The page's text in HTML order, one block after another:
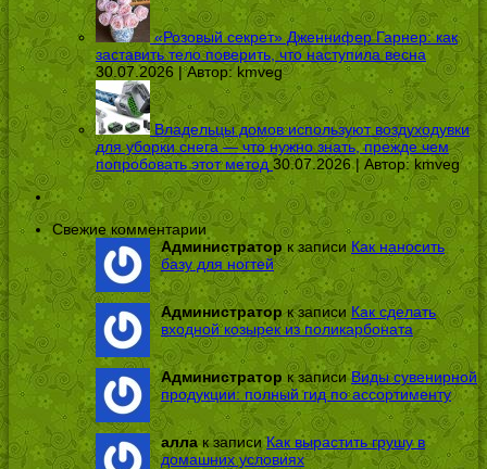
«Розовый секрет» Дженнифер Гарнер: как
заставить тело поверить, что наступила весна
30.07.2026 | Автор: kmveg
Владельцы домов используют воздуходувки
для уборки снега — что нужно знать, прежде чем
попробовать этот метод 30.07.2026 | Автор:kmveg
Свежие комментарии
Администраторк записи Как наносить
базу для ногтей
Администраторк записи Как сделать
входной козырек из поликарбоната
Администратор к записиВиды сувенирной
продукции: полный гид по ассортименту
алла к записиКак вырастить грушу в
домашних условиях